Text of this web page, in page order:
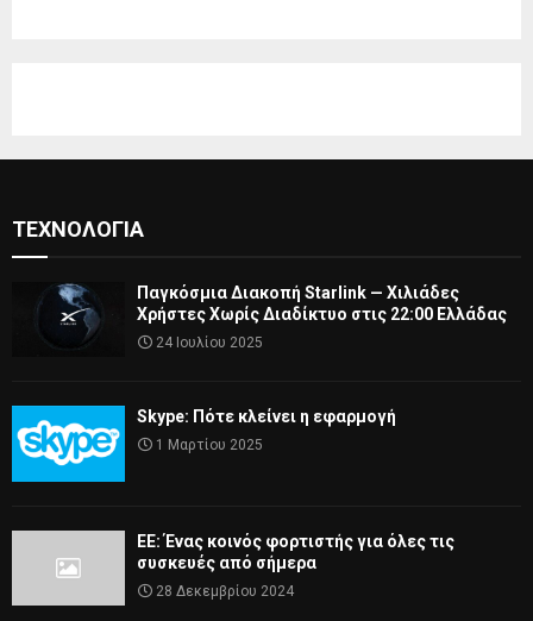
ΤΕΧΝΟΛΟΓΊΑ
Παγκόσμια Διακοπή Starlink — Χιλιάδες
Χρήστες Χωρίς Διαδίκτυο στις 22:00 Ελλάδας
24 Ιουλίου 2025
Skype: Πότε κλείνει η εφαρμογή
1 Μαρτίου 2025
ΕΕ: Ένας κοινός φορτιστής για όλες τις
συσκευές από σήμερα
28 Δεκεμβρίου 2024